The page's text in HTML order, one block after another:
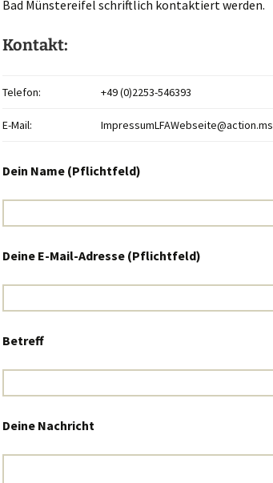
Bad Münstereifel schriftlich kontaktiert werden.
Kontakt:
Telefon: +49 (0)2253-546393
E-Mail: ImpressumLFAWebseite@action.ms
Dein Name (Pflichtfeld)
Deine E-Mail-Adresse (Pflichtfeld)
Betreff
Deine Nachricht